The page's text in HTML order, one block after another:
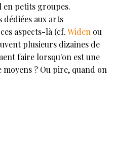
en petits groupes.
dédiées aux arts
aspects-là (cf.Widen ou
plusieurs dizaines de
faire lorsqu'on est une
? Ou pire, quand on